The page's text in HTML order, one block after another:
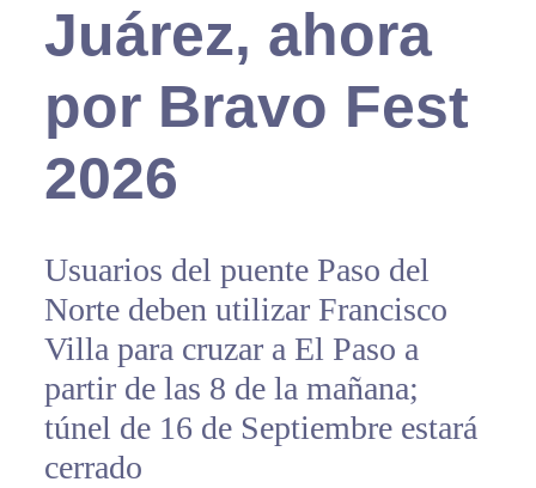
Juárez, ahora
por Bravo Fest
2026
Usuarios del puente Paso del
Norte deben utilizar Francisco
Villa para cruzar a El Paso a
partir de las 8 de la mañana;
túnel de 16 de Septiembre estará
cerrado